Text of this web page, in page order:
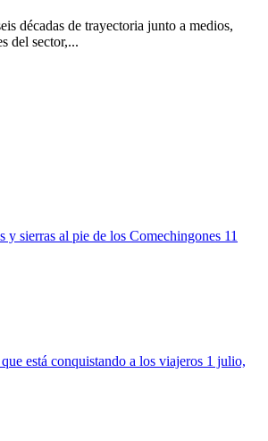
décadas de trayectoria junto a medios,
del sector,...
y sierras al pie de los Comechingones 11
está conquistando a los viajeros 1 julio,